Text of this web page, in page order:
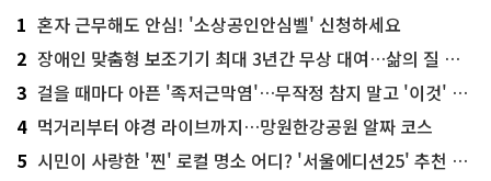
1 혼자 근무해도 안심! '소상공인안심벨' 신청하세요
2 장애인 맞춤형 보조기기 최대 3년간 무상 대여…삶의 질 높인다
3 걸을 때마다 아픈 '족저근막염'…무작정 참지 말고 '이것' 해보세요!
4 먹거리부터 야경 라이브까지…망원한강공원 알짜 코스
5 시민이 사랑한 '찐' 로컬 명소 어디? '서울에디션25' 추천 코스